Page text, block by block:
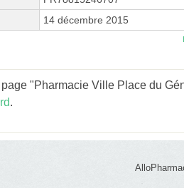
14 décembre 2015
"Pharmacie Ville Place du
.